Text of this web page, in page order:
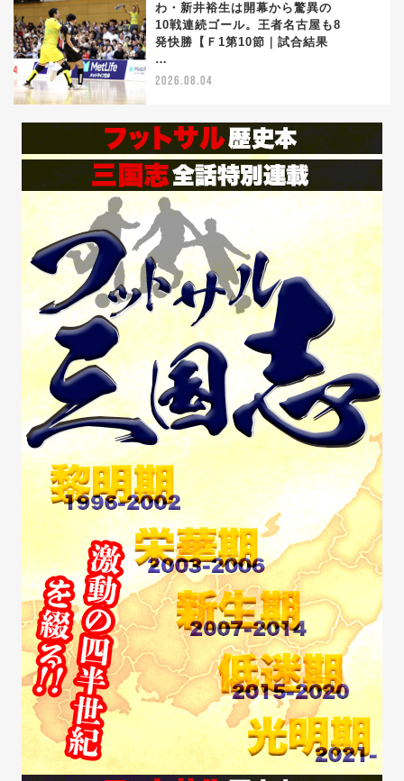
わ・新井裕生は開幕から驚異の
10戦連続ゴール。王者名古屋も8
発快勝【Ｆ1第10節｜試合結果
…
2026.08.04